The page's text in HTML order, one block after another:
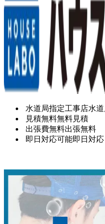
水道局指定工事店水
見積無料無料見積
出張費無料出張無料
即日対応可能即日対応